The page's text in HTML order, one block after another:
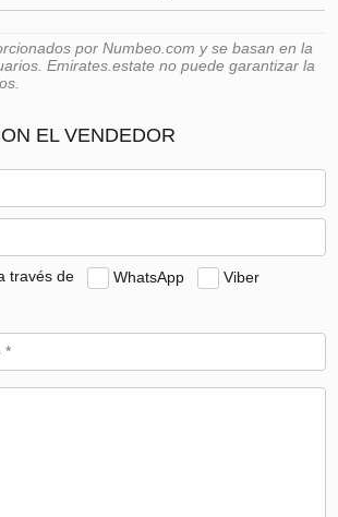
por Numbeo.com y se basan en la
Emirates.estate no puede garantizar la
EL VENDEDOR
través de WhatsApp
Viber